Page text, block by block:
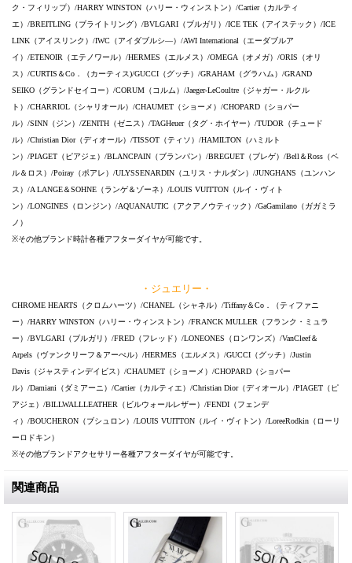
ク・フィリップ）/HARRY WINSTON（ハリー・ウィンストン）/Cartier（カルティ
エ）/BREITLING（ブライトリング）/BVLGARI（ブルガリ）/ICE TEK（アイステック）/ICE
LINK（アイスリンク）/IWC（アイダブルシ―）/AWI International（エーダブルア
イ）/ETENOIR（エテノワール）/HERMES（エルメス）/OMEGA（オメガ）/ORIS（オリ
ス）/CURTIS＆Co．（カーティス)/GUCCI（グッチ）/GRAHAM（グラハム）/GRAND
SEIKO（グランドセイコー）/CORUM（コルム）/Jaeger-LeCoultre（ジャガー・ルクル
ト）/CHARRIOL（シャリオール）/CHAUMET（ショーメ）/CHOPARD（ショパー
ル）/SINN（ジン）/ZENITH（ゼニス）/TAGHeuer（タグ・ホイヤー）/TUDOR（チュード
ル）/Christian Dior（ディオール）/TISSOT（ティソ）/HAMILTON（ハミルト
ン）/PIAGET（ピアジェ）/BLANCPAIN（ブランパン）/BREGUET（ブレゲ）/Bell＆Ross（ベ
ル＆ロス）/Poiray（ポアレ）/ULYSSENARDIN（ユリス・ナルダン）/JUNGHANS（ユンハン
ス）/A LANGE＆SOHNE（ランゲ＆ゾーネ）/LOUIS VUITTON（ルイ・ヴィト
ン）/LONGINES（ロンジン）/AQUANAUTIC（アクアノウティック）/GaGamilano（ガガミラ
ノ）
※その他ブランド時計各種アフターダイヤが可能です。
・ジュエリー・
CHROME HEARTS（クロムハーツ）/CHANEL（シャネル）/Tiffany＆Co．（ティファニ
ー）/HARRY WINSTON（ハリー・ウィンストン）/FRANCK MULLER（フランク・ミュラ
ー）/BVLGARI（ブルガリ）/FRED（フレッド）/LONEONES（ロンワンズ）/VanCleef＆
Arpels（ヴァンクリーフ＆アーぺル）/HERMES（エルメス）/GUCCI（グッチ）/Justin
Davis（ジャスティンデイビス）/CHAUMET（ショーメ）/CHOPARD（ショパー
ル）/Damiani（ダミアーニ）/Cartier（カルティエ）/Christian Dior（ディオール）/PIAGET（ピ
アジェ）/BILLWALLLEATHER（ビルウォールレザー）/FENDI（フェンデ
ィ）/BOUCHERON（ブシュロン）/LOUIS VUITTON（ルイ・ヴィトン）/LoreeRodkin（ローリ
ーロドキン）
※その他ブランドアクセサリー各種アフターダイヤが可能です。
関連商品